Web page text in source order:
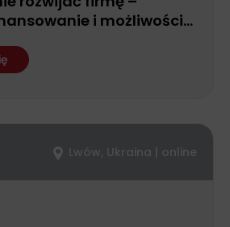
i możliwości
Lwów, Ukraina | online